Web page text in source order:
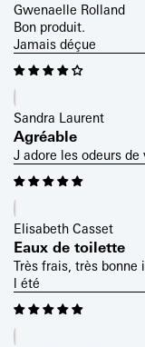
Gwenaelle Rolland
Bon produit.
Jamais déçue
Sandra Laurent
Agréable
J adore les odeurs
Elisabeth Casset
Eaux de toilette
Très frais, très bonne
l été